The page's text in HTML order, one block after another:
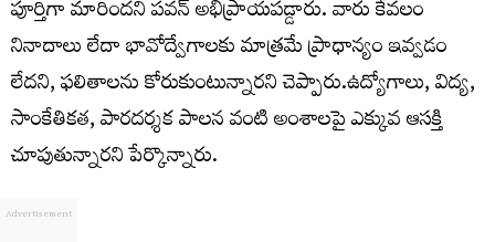
పూర్తిగా మారిందని పవన్ అభిప్రాయపడ్డారు. వారు కేవలం
నినాదాలు లేదా భావోద్వేగాలకు మాత్రమే ప్రాధాన్యం ఇవ్వడం
లేదని, ఫలితాలను కోరుకుంటున్నారని చెప్పారు.ఉద్యోగాలు, విద్య,
సాంకేతికత, పారదర్శక పాలన వంటి అంశాలపై ఎక్కువ ఆసక్తి
చూపుతున్నారని పేర్కొన్నారు.